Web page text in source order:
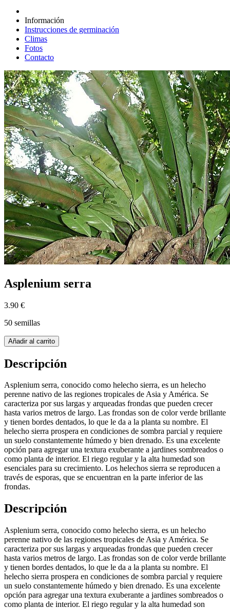
Información
Instrucciones de germinación
Climas
Fotos
Contacto
Asplenium serra
3.90 €
50 semillas
Añadir al carrito
Descripción
Asplenium serra, conocido como helecho sierra, es un helecho
perenne nativo de las regiones tropicales de Asia y América. Se
caracteriza por sus largas y arqueadas frondas que pueden crecer
hasta varios metros de largo. Las frondas son de color verde brillante
y tienen bordes dentados, lo que le da a la planta su nombre. El
helecho sierra prospera en condiciones de sombra parcial y requiere
un suelo constantemente húmedo y bien drenado. Es una excelente
opción para agregar una textura exuberante a jardines sombreados o
como planta de interior. El riego regular y la alta humedad son
esenciales para su crecimiento. Los helechos sierra se reproducen a
través de esporas, que se encuentran en la parte inferior de las
frondas.
Descripción
Asplenium serra, conocido como helecho sierra, es un helecho
perenne nativo de las regiones tropicales de Asia y América. Se
caracteriza por sus largas y arqueadas frondas que pueden crecer
hasta varios metros de largo. Las frondas son de color verde brillante
y tienen bordes dentados, lo que le da a la planta su nombre. El
helecho sierra prospera en condiciones de sombra parcial y requiere
un suelo constantemente húmedo y bien drenado. Es una excelente
opción para agregar una textura exuberante a jardines sombreados o
como planta de interior. El riego regular y la alta humedad son